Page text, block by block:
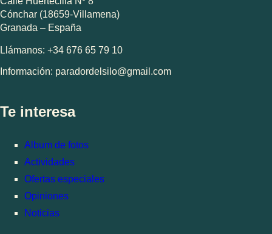
Cónchar (18659-Villamena)
Granada – España
Llámanos: +34 676 65 79 10
Información: paradordelsilo@gmail.com
Te interesa
Album de fotos
Actividades
Ofertas especiales
Opiniones
Noticias